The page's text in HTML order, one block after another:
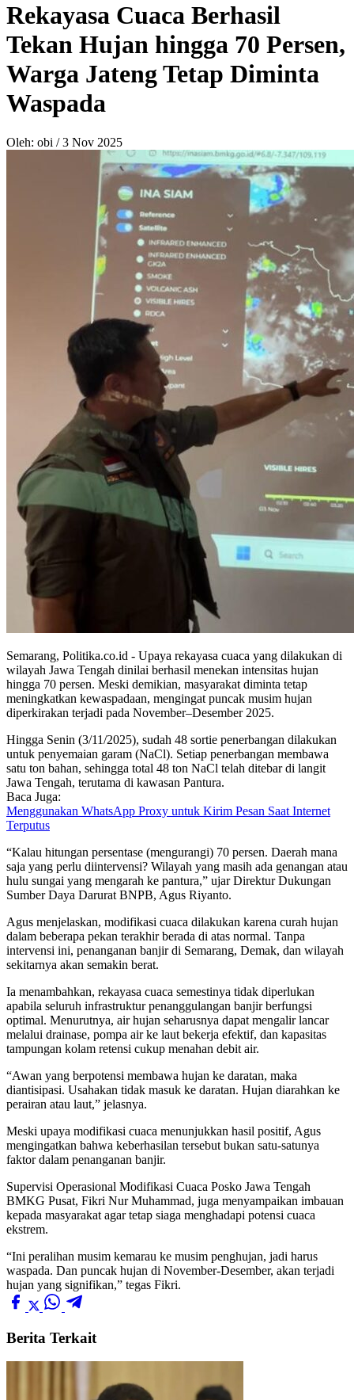
Rekayasa Cuaca Berhasil
Tekan Hujan hingga 70 Persen,
Warga Jateng Tetap Diminta
Waspada
Oleh: obi / 3 Nov 2025
Semarang, Politika.co.id - Upaya rekayasa cuaca yang dilakukan di
wilayah Jawa Tengah dinilai berhasil menekan intensitas hujan
hingga 70 persen. Meski demikian, masyarakat diminta tetap
meningkatkan kewaspadaan, mengingat puncak musim hujan
diperkirakan terjadi pada November–Desember 2025.
Hingga Senin (3/11/2025), sudah 48 sortie penerbangan dilakukan
untuk penyemaian garam (NaCl). Setiap penerbangan membawa
satu ton bahan, sehingga total 48 ton NaCl telah ditebar di langit
Jawa Tengah, terutama di kawasan Pantura.
Baca Juga:
Menggunakan WhatsApp Proxy untuk Kirim Pesan Saat Internet
Terputus
“Kalau hitungan persentase (mengurangi) 70 persen. Daerah mana
saja yang perlu diintervensi? Wilayah yang masih ada genangan atau
hulu sungai yang mengarah ke pantura,” ujar Direktur Dukungan
Sumber Daya Darurat BNPB, Agus Riyanto.
Agus menjelaskan, modifikasi cuaca dilakukan karena curah hujan
dalam beberapa pekan terakhir berada di atas normal. Tanpa
intervensi ini, penanganan banjir di Semarang, Demak, dan wilayah
sekitarnya akan semakin berat.
Ia menambahkan, rekayasa cuaca semestinya tidak diperlukan
apabila seluruh infrastruktur penanggulangan banjir berfungsi
optimal. Menurutnya, air hujan seharusnya dapat mengalir lancar
melalui drainase, pompa air ke laut bekerja efektif, dan kapasitas
tampungan kolam retensi cukup menahan debit air.
“Awan yang berpotensi membawa hujan ke daratan, maka
diantisipasi. Usahakan tidak masuk ke daratan. Hujan diarahkan ke
perairan atau laut,” jelasnya.
Meski upaya modifikasi cuaca menunjukkan hasil positif, Agus
mengingatkan bahwa keberhasilan tersebut bukan satu-satunya
faktor dalam penanganan banjir.
Supervisi Operasional Modifikasi Cuaca Posko Jawa Tengah
BMKG Pusat, Fikri Nur Muhammad, juga menyampaikan imbauan
kepada masyarakat agar tetap siaga menghadapi potensi cuaca
ekstrem.
“Ini peralihan musim kemarau ke musim penghujan, jadi harus
waspada. Dan puncak hujan di November-Desember, akan terjadi
hujan yang signifikan,” tegas Fikri.
Berita Terkait